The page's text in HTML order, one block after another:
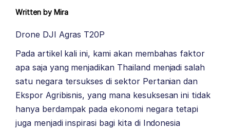
Written by Mira
Drone DJI Agras T20P
Pada artikel kali ini, kami akan membahas faktor
apa saja yang menjadikan Thailand menjadi salah
satu negara tersukses di sektor Pertanian dan
Ekspor Agribisnis, yang mana kesuksesan ini tidak
hanya berdampak pada ekonomi negara tetapi
juga menjadi inspirasi bagi kita di Indonesia